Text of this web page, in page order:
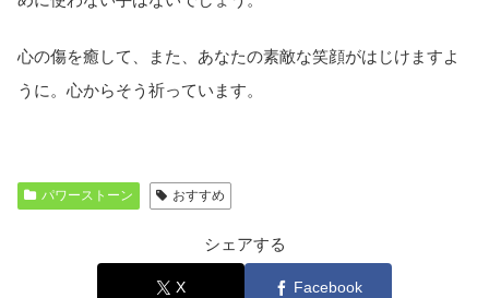
心の傷を癒して、また、あなたの素敵な笑顔がはじけますよ
うに。心からそう祈っています。
パワーストーン おすすめ
シェアする
X Facebook